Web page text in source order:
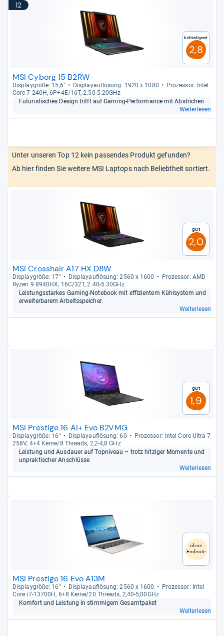
12
Befriedigend
2,8
MSI Cyborg 15 B2RW
Dis­play­größe: 15,6" Dis­pla­yauf­lö­sung: 1920 x 1080
Pro­zes­sor: Intel
Core 7 240H, 6P+4E/16T, 2.50-​5.20GHz
Futu­ris­ti­sches Design trifft auf Gaming-​Per­for­mance mit Abstri­chen
Weiterlesen
Unter unseren Top 12 kein passendes Produkt gefunden?
Ab hier finden Sie weitere MSI Laptops nach Beliebtheit sortiert.
Gut
2,0
MSI Crosshair A17 HX D8W
Dis­play­größe: 17" Dis­pla­yauf­lö­sung: 2560 x 1600
Pro­zes­sor: AMD
Ryzen 9 8940HX, 16C/32T, 2.40-​5.30GHz
Leis­tungs­star­kes Gaming-​Note­book mit effi­zi­en­tem Kühl­sys­tem und
erweiter­ba­rem Arbeitsspei­cher.
Weiterlesen
Gut
1,9
MSI Prestige 16 AI+ Evo B2VMG
Dis­play­größe: 16" Dis­pla­yauf­lö­sung: 60
Pro­zes­sor: Intel Core Ultra 7
258V, 4+4 Kerne/8 Threads, 2,2-​4,8 GHz
Leis­tung und Aus­dauer auf Topni­veau – trotz hit­zi­ger Momente und
unprak­ti­scher Anschlüsse
Weiterlesen
ohne
Endnote
MSI Prestige 16 Evo A13M
Dis­play­größe: 16" Dis­pla­yauf­lö­sung: 2560 x 1600
Pro­zes­sor: Intel
Core i7-​13700H, 6+8 Kerne/20 Threads, 2,40-​5,00GHz
Kom­fort und Leis­tung in stim­mi­gem Gesamt­pa­ket
Weiterlesen